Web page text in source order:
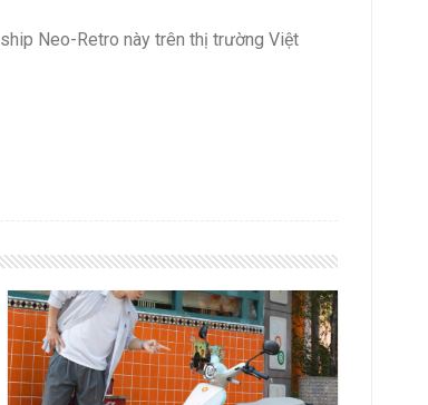
Neo-Retro này trên thị trường Việt